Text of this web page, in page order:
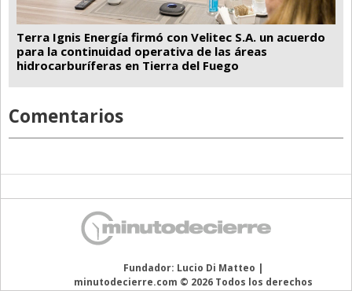
Terra Ignis Energía firmó con Velitec S.A. un acuerdo
para la continuidad operativa de las áreas
hidrocarburíferas en Tierra del Fuego
Comentarios
Fundador: Lucio Di Matteo |
minutodecierre.com © 2026 Todos los derechos